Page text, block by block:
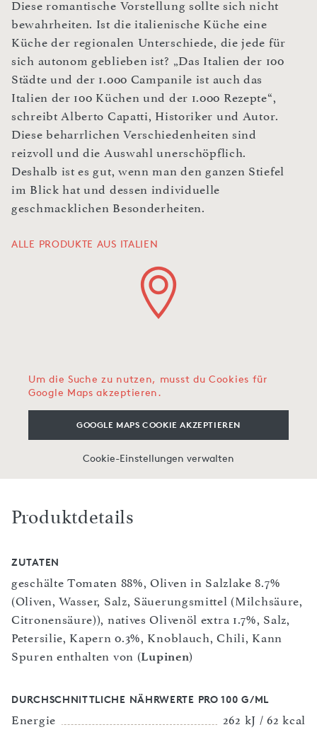
Diese romantische Vorstellung sollte sich nicht
bewahrheiten. Ist die italienische Küche eine
Küche der regionalen Unterschiede, die jede für
sich autonom geblieben ist? „Das Italien der 100
Städte und der 1.000 Campanile ist auch das
Italien der 100 Küchen und der 1.000 Rezepte“,
schreibt Alberto Capatti, Historiker und Autor.
Diese beharrlichen Verschiedenheiten sind
reizvoll und die Auswahl unerschöpflich.
Deshalb ist es gut, wenn man den ganzen Stiefel
im Blick hat und dessen individuelle
geschmacklichen Besonderheiten.
ALLE PRODUKTE AUS ITALIEN
Um die Suche zu nutzen, musst du Cookies für
Google Maps akzeptieren.
GOOGLE MAPS COOKIE AKZEPTIEREN
Cookie-Einstellungen verwalten
Produktdetails
ZUTATEN
geschälte Tomaten 88%, Oliven in Salzlake 8.7%
(Oliven, Wasser, Salz, Säuerungsmittel (Milchsäure,
Citronensäure)), natives Olivenöl extra 1.7%, Salz,
Petersilie, Kapern 0.3%, Knoblauch, Chili, Kann
Spuren enthalten von (Lupinen)
DURCHSCHNITTLICHE NÄHRWERTE PRO 100 G/ML
Energie
262 kJ / 62 kcal